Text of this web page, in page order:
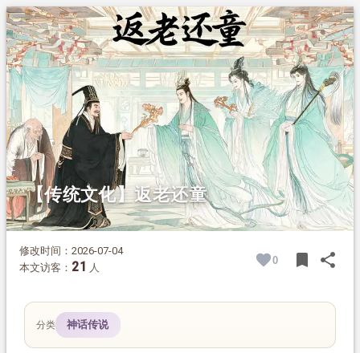
1.摘要
2.正文
2.1.淮南王求道遇仙的故事
2.2.典故背后的观点
【传统文化】返老还童
修改时间：2026-07-04
本文访客： 21 人
0 bookmark share
分类 神话传说